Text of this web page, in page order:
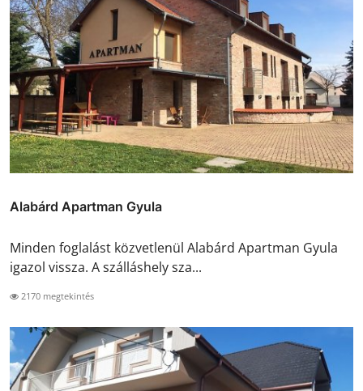
Alabárd Apartman Gyula
Minden foglalást közvetlenül Alabárd Apartman Gyula
igazol vissza. A szálláshely sza...
2170 megtekintés